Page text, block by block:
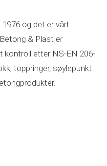
og det er vårt
& Plast er
kontroll etter NS-EN 206-
toppringer, søylepunkt